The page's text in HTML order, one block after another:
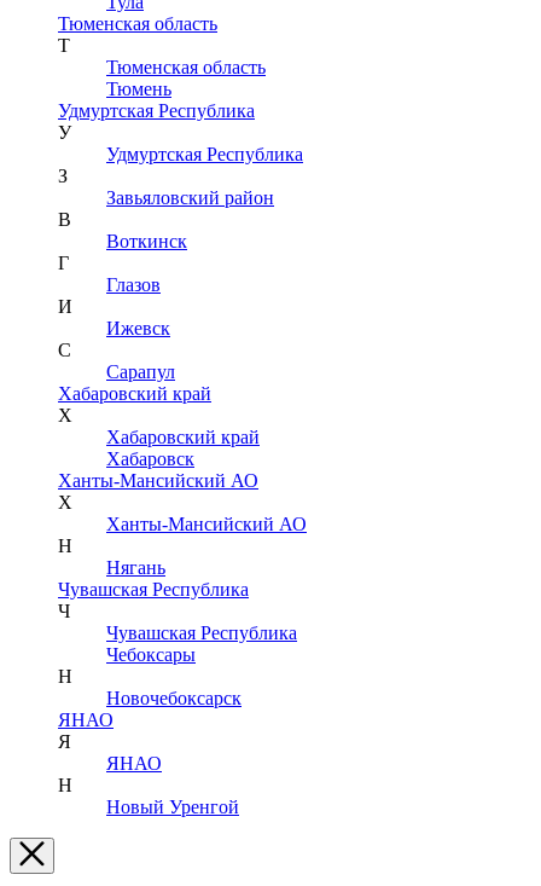
Тюменская область
Т
Тюменская область
Тюмень
Удмуртская Республика
У
Удмуртская Республика
З
Завьяловский район
В
Воткинск
Г
Глазов
И
Ижевск
С
Сарапул
Хабаровский край
Х
Хабаровский край
Хабаровск
Ханты-Мансийский АО
Х
Ханты-Мансийский АО
Н
Нягань
Чувашская Республика
Ч
Чувашская Республика
Чебоксары
Н
Новочебоксарск
ЯНАО
Я
ЯНАО
Н
Новый Уренгой